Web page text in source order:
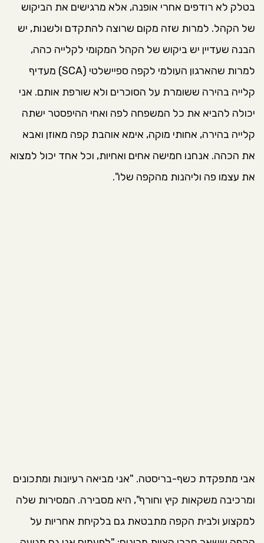
בטלק לא רודפים אחרי אופנה, אלא מרגישים את הביקוש
של הקהל. למרות שזה מקום שרוצה להתקדם ולשנות, יש
הבנה שעדיין יש ביקוש של הקהל המקומי לקלייה כהה,
למרות שהארגון העולמי לקפה ספיישלטי (SCA) מעדיף
קלייה בהירה ששומרת על הסוכרים ולא שורפת אותם. אני
יכולה להביא את כל המשפחה לפה ואחי ההיפסטר ישתה
קלייה בהירה, אחותי מוקה, אימא אוהבת קפה מאוזן ואבא
את הכהה. אנחנו חמישה אחים ואחיות, וכל אחד יכול למצוא
את עצמו פה וליהנות מהקפה שלו".
אבי מתפקדת כשף-בריסטה. "אני מביאה רעיונות ומתכונים
ומרכיבה משקאות קיץ וחורף", היא מסבירה. המסירות שלה
למקצוע ולבית הקפה מתבטאת גם בלקיחת אחריות על